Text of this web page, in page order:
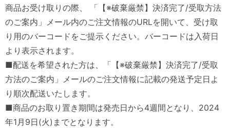
商品お受け取りの際、 「【※破棄厳禁】決済完了/受取方法
のご案内」メール内のご注文情報のURLを開いて、受け取
り用のバーコードをご提示ください。バーコードは入荷日
より表示されます。
■配送を希望された方は、「【※破棄厳禁】決済完了/受取
方法のご案内」メールのご注文情報に記載の発送予定日よ
り順次配送いたします。
■商品のお取り置き期間は発売日から4週間となり、2024
年1月9日(火)までとなります。